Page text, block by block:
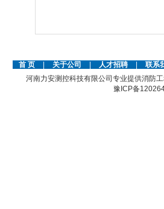
首 页 关于公司 人才招聘
联系
河南力安测控科技有限公司专业提供消防
豫ICP备